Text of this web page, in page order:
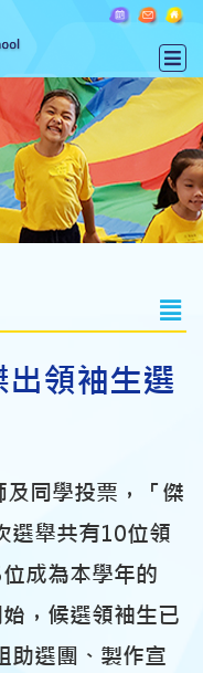
領袖生選
同學投票，「傑
選舉共有10位領
成為本學年的
，候選領袖生已
助選團、製作宣